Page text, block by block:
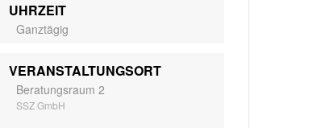
UHRZEIT
Ganztägig
VERANSTALTUNGSORT
Beratungsraum 2
SSZ GmbH